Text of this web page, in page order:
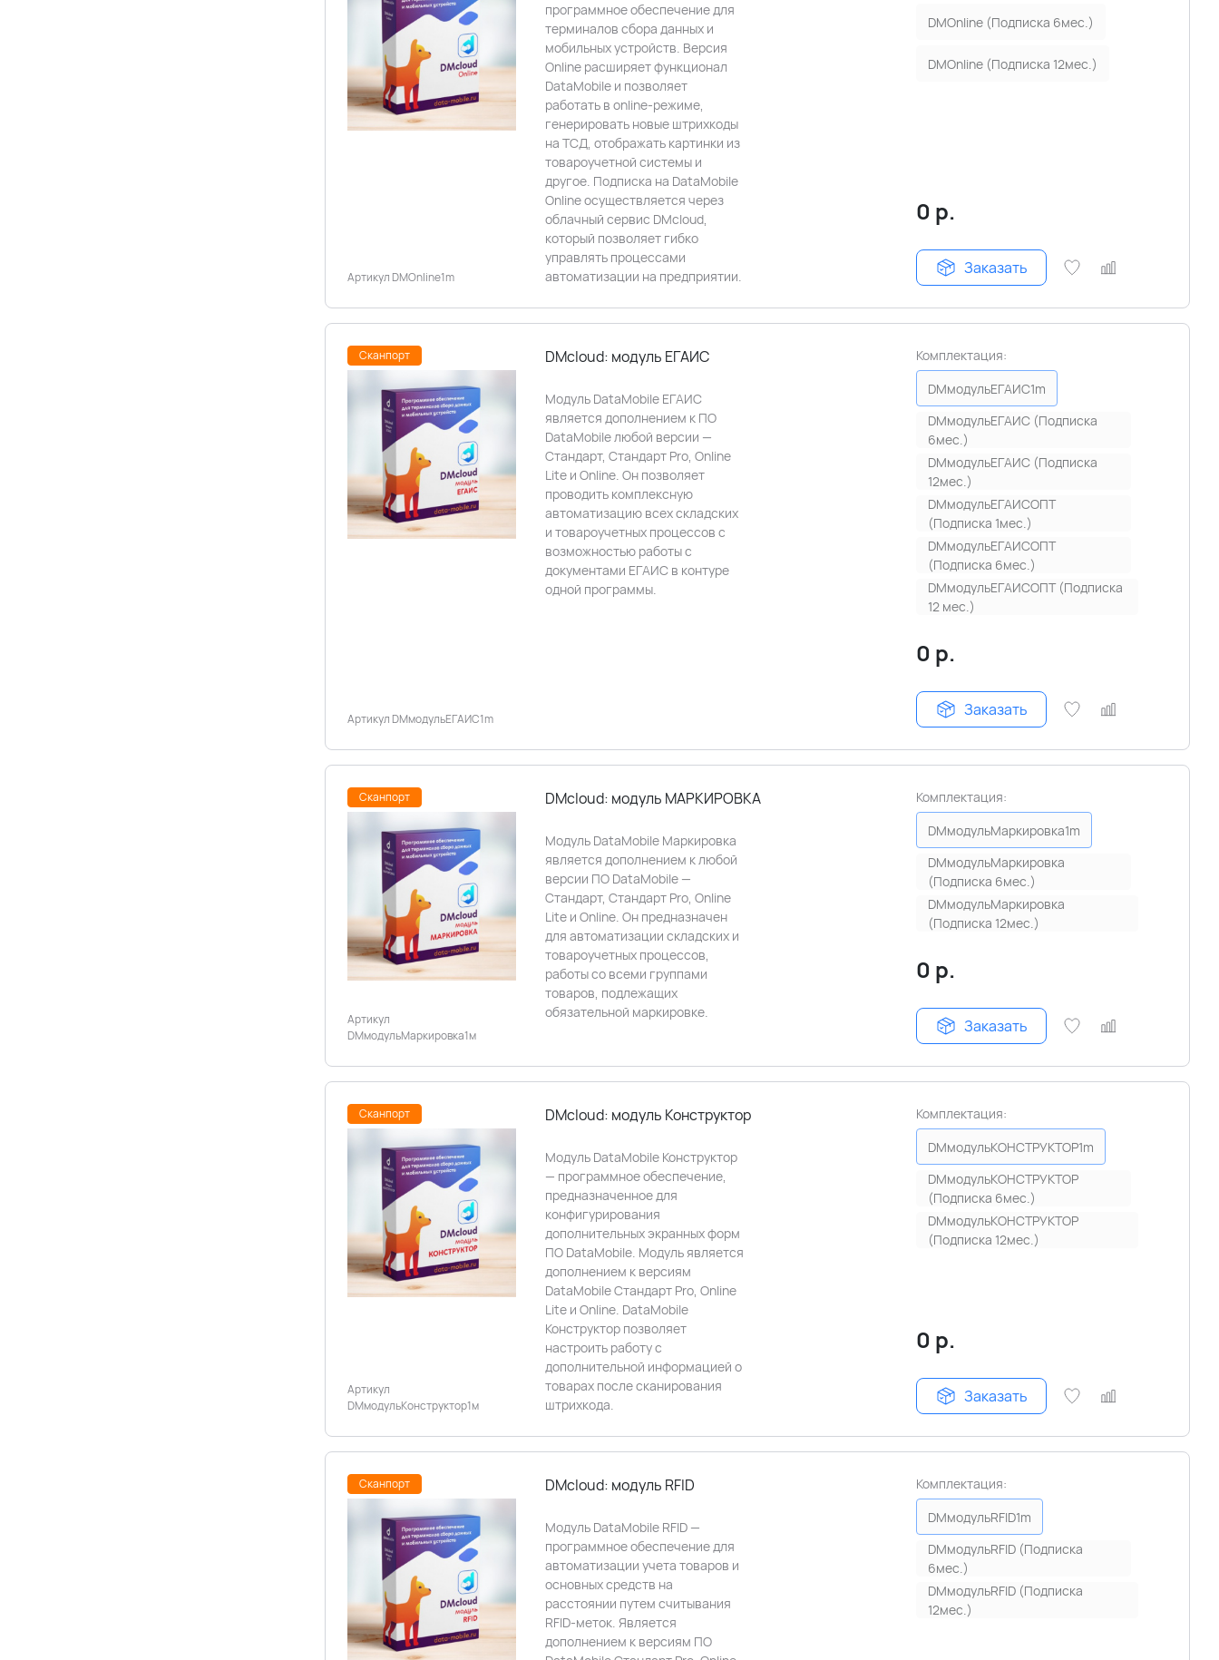
Артикул DMOnline1m
программное обеспечение для
терминалов сбора данных и
мобильных устройств. Версия
Online расширяет функционал
DataMobile и позволяет
работать в online-режиме,
генерировать новые штрихкоды
на ТСД, отображать картинки из
товароучетной системы и
другое. Подписка на DataMobile
Online осуществляется через
облачный сервис DMcloud,
который позволяет гибко
управлять процессами
автоматизации на предприятии.
DMOnline (Подписка 6мес.)
DMOnline (Подписка 12мес.)
0 р.
Заказать
Сканпорт
Артикул DMмодульЕГАИС1m
DMcloud: модуль ЕГАИС
Модуль DataMobile ЕГАИС
является дополнением к ПО
DataMobile любой версии —
Стандарт, Стандарт Pro, Online
Lite и Online. Он позволяет
проводить комплексную
автоматизацию всех складских
и товароучетных процессов с
возможностью работы с
документами ЕГАИС в контуре
одной программы.
Комплектация:
DMмодульЕГАИС1m
DMмодульЕГАИС (Подписка
6мес.)
DMмодульЕГАИС (Подписка
12мес.)
DMмодульЕГАИСОПТ
(Подписка 1мес.)
DMмодульЕГАИСОПТ
(Подписка 6мес.)
DMмодульЕГАИСОПТ (Подписка
12 мес.)
0 р.
Заказать
Сканпорт
Артикул
DMмодульМаркировка1м
DMcloud: модуль МАРКИРОВКА
Модуль DataMobile Маркировка
является дополнением к любой
версии ПО DataMobile —
Стандарт, Стандарт Pro, Online
Lite и Online. Он предназначен
для автоматизации складских и
товароучетных процессов,
работы со всеми группами
товаров, подлежащих
обязательной маркировке.
Комплектация:
DMмодульМаркировка1m
DMмодульМаркировка
(Подписка 6мес.)
DMмодульМаркировка
(Подписка 12мес.)
0 р.
Заказать
Сканпорт
Артикул
DMмодульКонструктор1м
DMcloud: модуль Конструктор
Модуль DataMobile Конструктор
— программное обеспечение,
предназначенное для
конфигурирования
дополнительных экранных форм
ПО DataMobile. Модуль является
дополнением к версиям
DataMobile Стандарт Pro, Online
Lite и Online. DataMobile
Конструктор позволяет
настроить работу с
дополнительной информацией о
товарах после сканирования
штрихкода.
Комплектация:
DMмодульКОНСТРУКТОР1m
DMмодульКОНСТРУКТОР
(Подписка 6мес.)
DMмодульКОНСТРУКТОР
(Подписка 12мес.)
0 р.
Заказать
Сканпорт DMcloud: модуль RFID
Модуль DataMobile RFID —
программное обеспечение для
автоматизации учета товаров и
основных средств на
расстоянии путем считывания
RFID-меток. Является
дополнением к версиям ПО
Комплектация:
DMмодульRFID1m
DMмодульRFID (Подписка
6мес.)
DMмодульRFID (Подписка
12мес.)